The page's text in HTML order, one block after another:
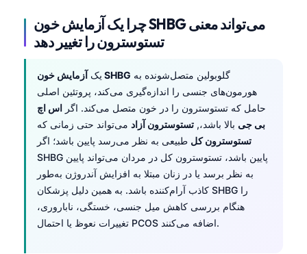
چرا یک آزمایش خون SHBG می‌تواند معنی
تستوسترون را تغییر دهد
یک آزمایش خون SHBG
هورمون‌های جنسی را اندازه‌گیری می‌کند، پروتئین اصلی
حامل که تستوسترون را در خون متصل می‌کند. اگر اس اچ
بی جی بالا باشد،, تستوسترون آزاد می‌تواند حتی زمانی که
تستوسترون کل طبیعی به نظر می‌رسد پایین باشد؛ اگر
SHBG پایین باشد، تستوسترون کل در مردان می‌تواند پایین
به نظر برسد یا در زنان مبتلا به افزایش آندروژن به‌طور
کاذب آرام‌کننده باشد. به همین دلیل پزشکان SHBG را
هنگام بررسی کاهش میل جنسی، خستگی، ناباروری،
تغییرات نعوظ یا احتمال PCOS اضافه می‌کنند.